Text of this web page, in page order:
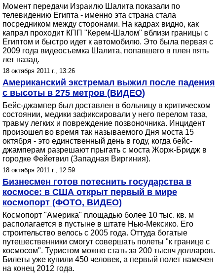
Момент передачи Израилю Шалита показали по
телевидению Египта - именно эта страна стала
посредником между сторонами. На кадрах видно, как
капрал проходит КПП "Керем-Шалом" вблизи границы с
Египтом и быстро идет к автомобилю. Это была первая с
2009 года видеосъемка Шалита, попавшего в плен пять
лет назад.
18 октября 2011 г., 13:26
Американский экстремал выжил после падения
с высоты в 275 метров (ВИДЕО)
Бейс-джампер был доставлен в больницу в критическом
состоянии, медики зафиксировали у него перелом таза,
травму легких и повреждение позвоночника. Инцидент
произошел во время так называемого Дня моста 15
октября - это единственный день в году, когда бейс-
джамперам разрешают прыгать с моста Жорж-Бридж в
городке Фейетвил (Западная Виргиния).
18 октября 2011 г., 12:59
Бизнесмен готов потеснить государства в
космосе: в США открыт первый в мире
космопорт (ФОТО, ВИДЕО)
Космопорт "Америка" площадью более 10 тыс. кв. м
располагается в пустыне в штате Нью-Мексико. Его
строительство велось с 2005 года. Оттуда богатые
путешественники смогут совершать полеты "к границе с
космосом". Туристом можно стать за 200 тысяч долларов.
Билеты уже купили 450 человек, а первый полет намечен
на конец 2012 года.